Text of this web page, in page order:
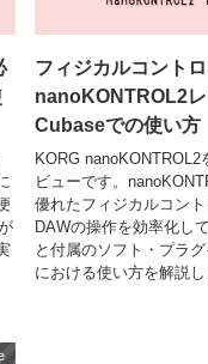
フィジカルコントロ
nanoKONTROL2
Cubaseでの使い方
KORG nanoKONTROL2
ビューです。
優れたフィジカルコント
DAWの操作を効率化し
と付属のソフト・プラ
における使い方を解説し